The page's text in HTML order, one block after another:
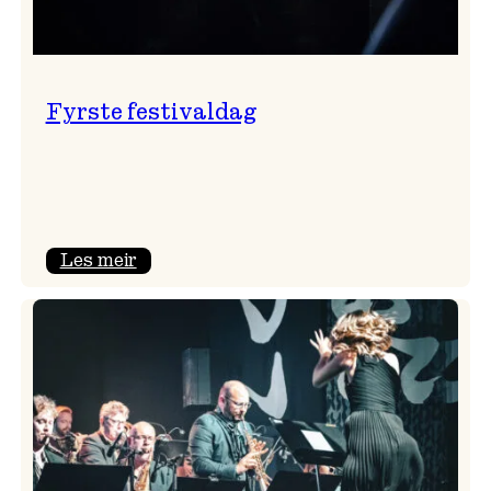
Fyrste festivaldag
Les meir: